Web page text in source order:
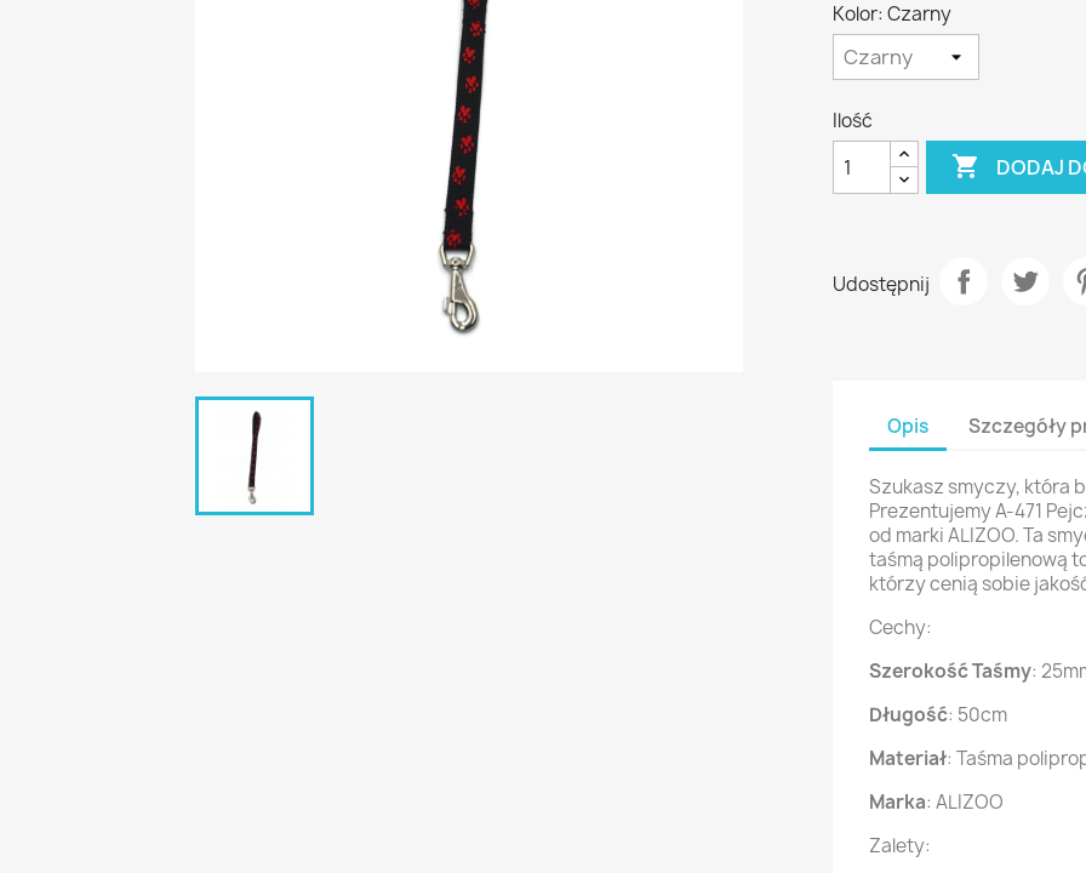
Kolor: Czarny
Ilość
 DODAJ
Udostępnij
Opis Szczegóły
Szukasz smyczy, która
Prezentujemy A-471
od marki ALIZOO. Ta
taśmą polipropilenową
którzy cenią sobie
Cechy:
Szerokość Taśmy:
Długość: 50cm
Materiał: Taśma
Marka: ALIZOO
Zalety: